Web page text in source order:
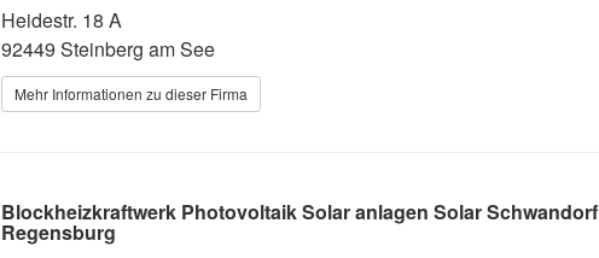
Heidestr. 18 A
92449 Steinberg am See
Mehr Informationen zu dieser Firma
Blockheizkraftwerk Photovoltaik Solar anlagen Solar Schwandorf
Regensburg